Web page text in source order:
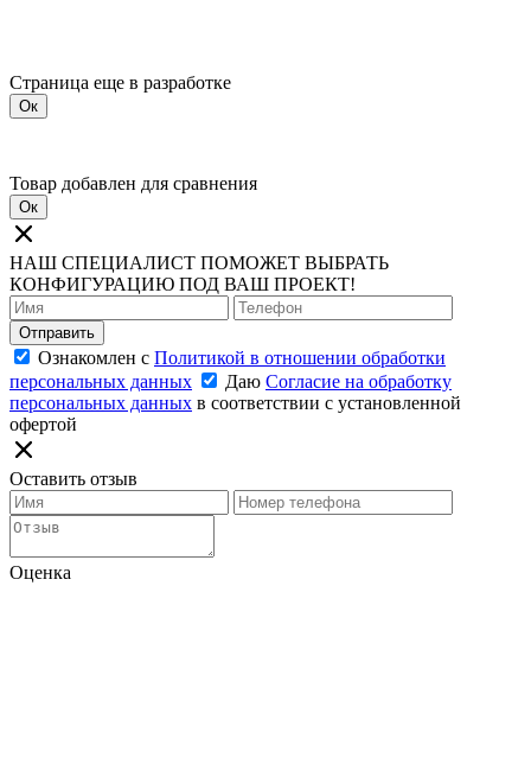
Страница еще в разработке
Ок
Товар добавлен для сравнения
Ок
НАШ СПЕЦИАЛИСТ ПОМОЖЕТ ВЫБРАТЬ
КОНФИГУРАЦИЮ ПОД ВАШ ПРОЕКТ!
Отправить
Ознакомлен с Политикой в отношении обработки
персональных данных
Даю Согласие на обработку
персональных данных в соответствии с установленной
офертой
Оставить отзыв
Оценка